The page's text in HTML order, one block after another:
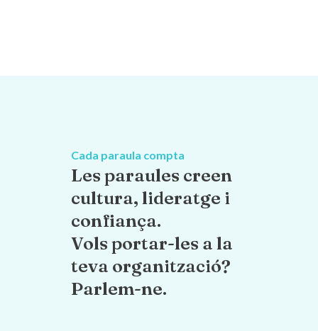
Cada paraula compta
Les paraules creen
cultura, lideratge i
confiança.
Vols portar-les a la
teva organització?
Parlem-ne.